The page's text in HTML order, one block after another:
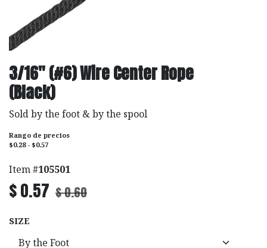
3/16" (#6) Wire Center Rope
(Black)
Sold by the foot & by the spool
Rango de precios
$0.28 - $0.57
Item #105501
$0.57 $0.60
SIZE